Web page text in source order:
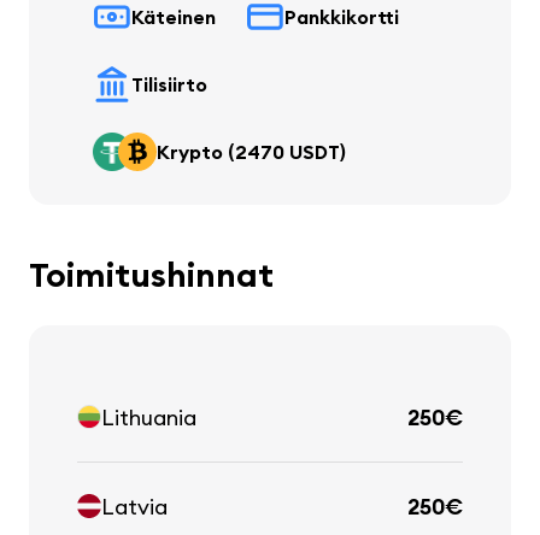
Käteinen Pankkikortti
Tilisiirto
Krypto (2470 USDT)
Toimitushinnat
Lithuania 250€
Latvia 250€